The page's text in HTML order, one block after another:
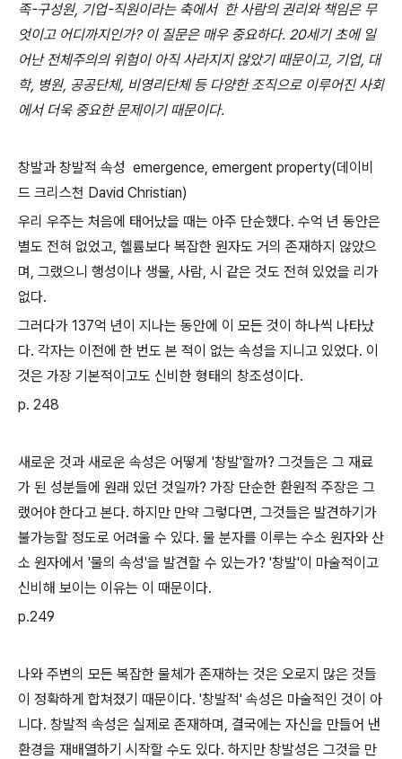
족-구성원, 기업-직원이라는 축에서 한 사람의 권리와 책임은 무
엇이고 어디까지인가? 이 질문은 매우 중요하다. 20세기 초에 일
어난 전체주의의 위험이 아직 사라지지 않았기 때문이고, 기업, 대
학, 병원, 공공단체, 비영리단체 등 다양한 조직으로 이루어진 사회
에서 더욱 중요한 문제이기 때문이다.
창발과 창발적 속성 emergence, emergent property(데이비
드 크리스천 David Christian)
우리 우주는 처음에 태어났을 때는 아주 단순했다. 수억 년 동안은
별도 전혀 없었고, 헬륨보다 복잡한 원자도 거의 존재하지 않았으
며, 그랬으니 행성이나 생물, 사람, 시 같은 것도 전혀 있었을 리가
없다.
그러다가 137억 년이 지나는 동안에 이 모든 것이 하나씩 나타났
다. 각자는 이전에 한 번도 본 적이 없는 속성을 지니고 있었다. 이
것은 가장 기본적이고도 신비한 형태의 창조성이다.
p. 248
새로운 것과 새로운 속성은 어떻게 '창발'할까? 그것들은 그 재료
가 된 성분들에 원래 있던 것일까? 가장 단순한 환원적 주장은 그
랬어야 한다고 본다. 하지만 만약 그렇다면, 그것들은 발견하기가
불가능할 정도로 어려울 수 있다. 물 분자를 이루는 수소 원자와 산
소 원자에서 '물의 속성'을 발견할 수 있는가? '창발'이 마술적이고
신비해 보이는 이유는 이 때문이다.
p.249
나와 주변의 모든 복잡한 물체가 존재하는 것은 오로지 많은 것들
이 정확하게 합쳐졌기 때문이다. '창발적' 속성은 마술적인 것이 아
니다. 창발적 속성은 실제로 존재하며, 결국에는 자신을 만들어 낸
환경을 재배열하기 시작할 수도 있다. 하지만 창발성은 그것을 만